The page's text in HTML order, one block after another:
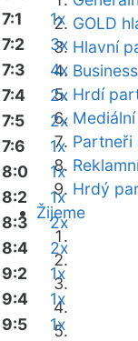
GOLD
Hlavní
Hrdí
Partneři
Hrdý
Žijeme
7:1
1x
7:2
3x
7:3
4x
7:4
2x
7:5
2x
7:6
1x
8:0
1x
8:2
1x
8:3
2x
8:4
2x
9:2
1x
9:4
1x
9:5
1x